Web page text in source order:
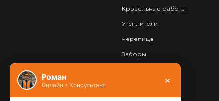
Кровельные работы
Утеплители
Черепица
Заборы
Контакты
Роман
Онлайн • Консультант ×